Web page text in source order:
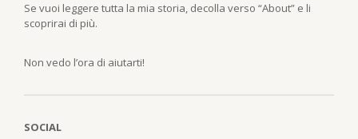
Se vuoi leggere tutta la mia storia, decolla verso “About” e li
scoprirai di più.
Non vedo l’ora di aiutarti!
SOCIAL